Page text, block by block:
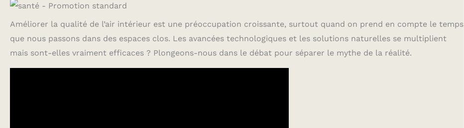
Améliorer la qualité de l’air intérieur est une préoccupation croissante, surtout quand on prend en compte le temps
que nous passons dans des espaces clos. Les avancées technologiques et les solutions naturelles se multiplient
mais sont-elles vraiment efficaces ? Plongeons-nous dans le débat pour séparer le mythe de la réalité.